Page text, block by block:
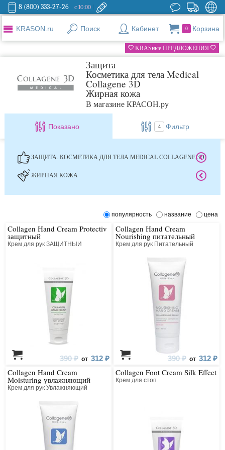
8 (800) 333-27-26 с 10:00
KRASON.ru Поиск Кабинет 0 Корзина
KRASные ПРЕДЛОЖЕНИЯ
Защита
Косметика для тела Medical
Collagene 3D
Жирная кожа
В магазине КРАСОН.ру
Показано 4 Фильтр
ЗАЩИТА. КОСМЕТИКА ДЛЯ ТЕЛА MEDICAL COLLAGENE 3D
ЖИРНАЯ КОЖА
популярность название цена
Collagen Hand Cream Protectiv
защитный
Крем для рук ЗАЩИТНЫЙ
390 ₽ от 312 ₽
Collagen Hand Cream
Nourishing питательный
Крем для рук Питательный
390 ₽ от 312 ₽
Collagen Hand Cream
Moisturing увлажняющий
Крем для рук Увлажняющий
Collagen Foot Cream Silk Effect
Крем для стоп